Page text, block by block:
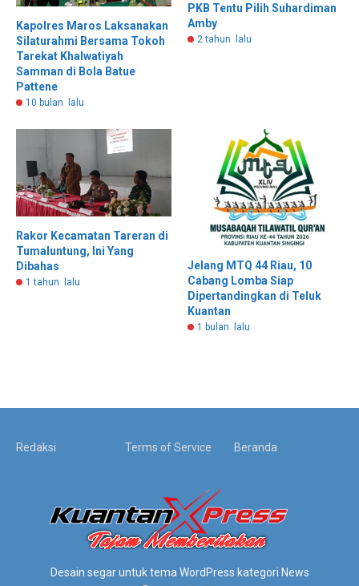
Kapolres Maros Laksanakan
Silaturahmi Bersama Tokoh
Tarekat Khalwatiyah
Samman di Bola Batue
Pattene
10 bulan lalu
PKB Tentu Pilih Suhardiman
Amby
2 tahun lalu
Rakor Kecamatan Tareran di
Tumaluntung, Ini Yang
Dibahas
1 tahun lalu
Jelang MTQ 44 Riau, 10
Cabang Lomba Siap
Dipertandingkan di Teluk
Kuantan
1 bulan lalu
Redaksi Terms of Service Beranda
Desain segar untuk tema WordPress kategori News